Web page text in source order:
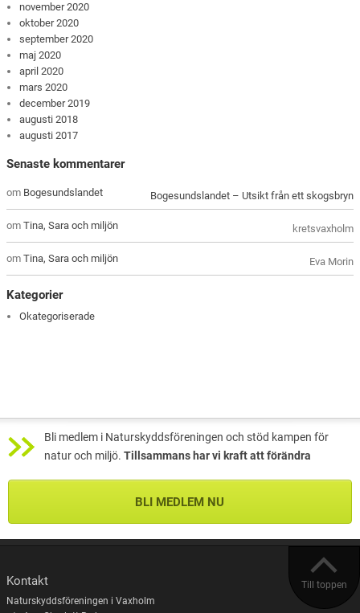
november 2020
oktober 2020
september 2020
maj 2020
april 2020
mars 2020
december 2019
augusti 2018
augusti 2017
Senaste kommentarer
Bogesundslandet – Utsikt från ett skogsbryn
om Bogesundslandet
kretsvaxholm
omTina, Sara och miljön
Eva Morin
omTina, Sara och miljön
Kategorier
Okategoriserade
Bli medlem i Naturskyddsföreningen och stöd kampen för
natur och miljö. Tillsammans har vi kraft att förändra
BLI MEDLEM NU
Till toppen
Kontakt
Naturskyddsföreningen i Vaxholm